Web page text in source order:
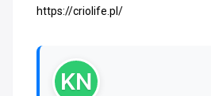
https://criolife.pl/
KN